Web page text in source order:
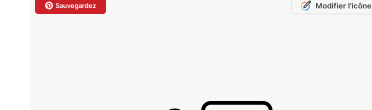
Sauvegardez Modifier l'icône